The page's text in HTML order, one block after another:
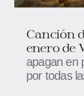
Canción
enero ​​de
apagan en
por todas